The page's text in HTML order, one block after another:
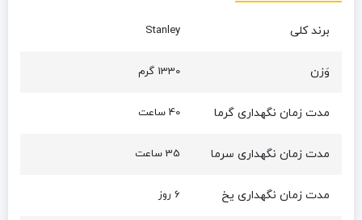
برند کلی Stanley
وَزن 1330 گرم
مدت زمان نگهداری گرما 40 ساعت
مدت زمان نگهداری سرما 35 ساعت
مدت زمان نگهداری یخ 6 روز